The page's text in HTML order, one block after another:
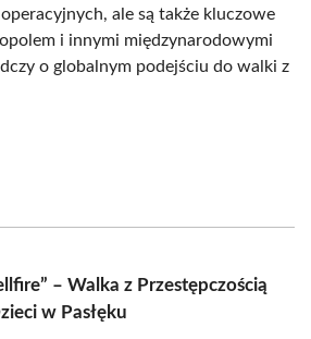
ale są także kluczowe
i innymi międzynarodowymi
o globalnym podejściu do walki z
– Walka z Przestępczością
w Pasłęku